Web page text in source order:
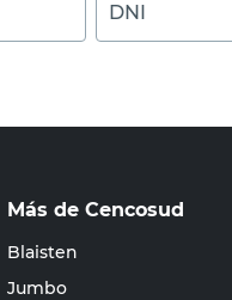
DNI
Más de Cencosud
Blaisten
Jumbo